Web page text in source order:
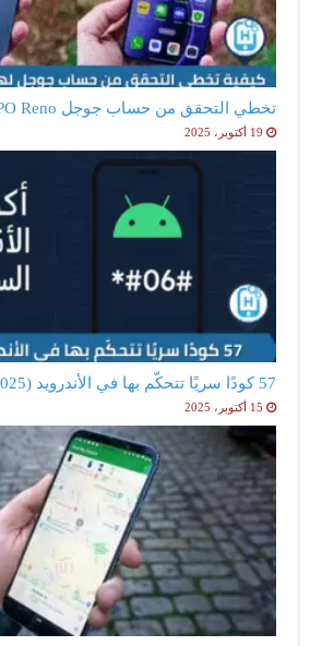
تخطي التحقق من حساب جوجل OPPO Reno
19 أكتوبر، 2025
15 أكتوبر، 2025